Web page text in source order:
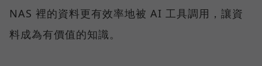
NAS 裡的資料更有效率地被 AI 工具調用，讓資
料成為有價值的知識。